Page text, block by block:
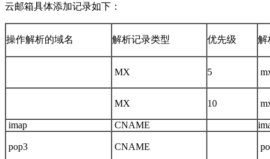
云邮箱具体添加记录如下：
操作解析的域名 解析记录类型 优先级 解
MX 5
MX 10
imap CNAME
pop3 CNAME